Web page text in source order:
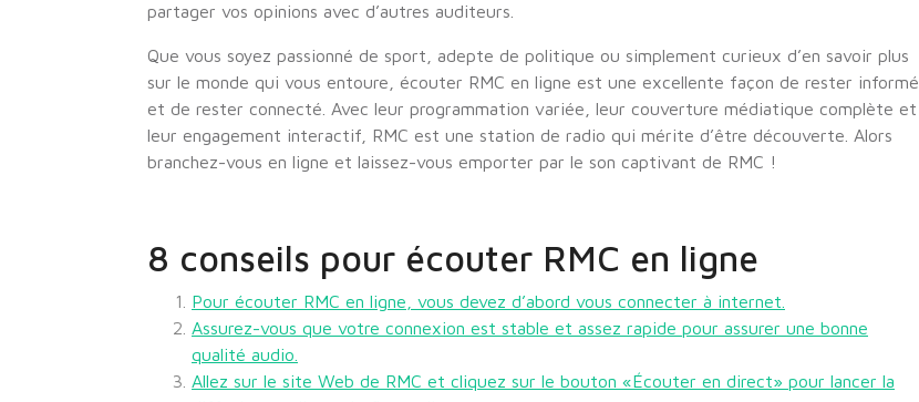
partager vos opinions avec d’autres auditeurs.
Que vous soyez passionné de sport, adepte de politique ou simplement curieux d’en savoir plus
sur le monde qui vous entoure, écouter RMC en ligne est une excellente façon de rester informé
et de rester connecté. Avec leur programmation variée, leur couverture médiatique complète et
leur engagement interactif, RMC est une station de radio qui mérite d’être découverte. Alors
branchez-vous en ligne et laissez-vous emporter par le son captivant de RMC !
8 conseils pour écouter RMC en ligne
Pour écouter RMC en ligne, vous devez d’abord vous connecter à internet.
Assurez-vous que votre connexion est stable et assez rapide pour assurer une bonne
qualité audio.
Allez sur le site Web de RMC et cliquez sur le bouton «Écouter en direct» pour lancer la